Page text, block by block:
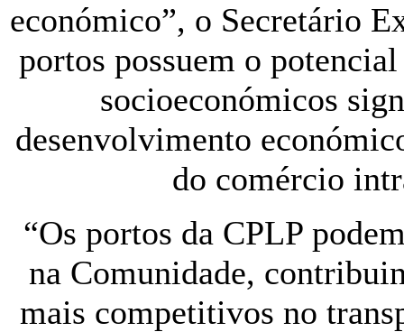
económico”, o Secretário
portos possuem o
socioeconómicos
desenvolvimento
do comércio
“Os portos da CPLP
na Comunidade,
mais competitivos no